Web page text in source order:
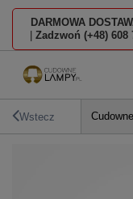
DARMOWA
Zadzwoń (+48) 608
Wstecz